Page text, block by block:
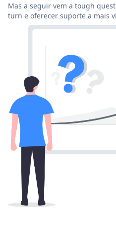
Mas a seguir vem a tough
turn e oferecer suporte a mais